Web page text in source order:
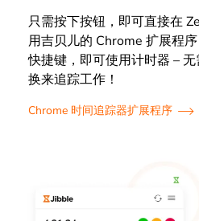
只需按下按钮，即可直接在
用吉贝儿的 Chrome 扩展程
快捷键，即可使用计时器 –
换来追踪工作！
Chrome 时间追踪器扩展程序